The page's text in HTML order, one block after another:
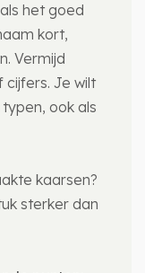
het goed
kort,
Vermijd
cijfers. Je wilt
ook als
kaarsen?
sterker dan